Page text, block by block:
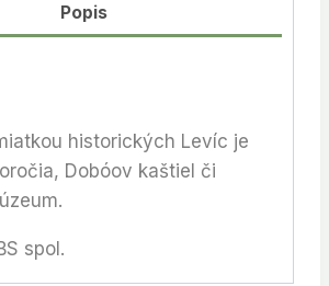
Popis
historických Levíc je
Dobóov kaštiel či
spol.